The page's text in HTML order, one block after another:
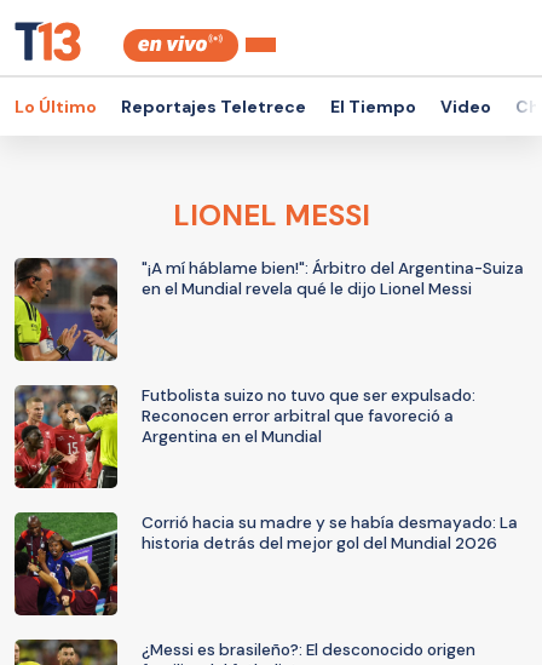
Lo Último Reportajes Teletrece El Tiempo Video
LIONEL MESSI
"¡A mí háblame bien!": Árbitro del Argentina-Suiza
en el Mundial revela qué le dijo Lionel Messi
Futbolista suizo no tuvo que ser expulsado:
Reconocen error arbitral que favoreció a
Argentina en el Mundial
Corrió hacia su madre y se había desmayado: La
historia detrás del mejor gol del Mundial 2026
¿Messi es brasileño?: El desconocido origen